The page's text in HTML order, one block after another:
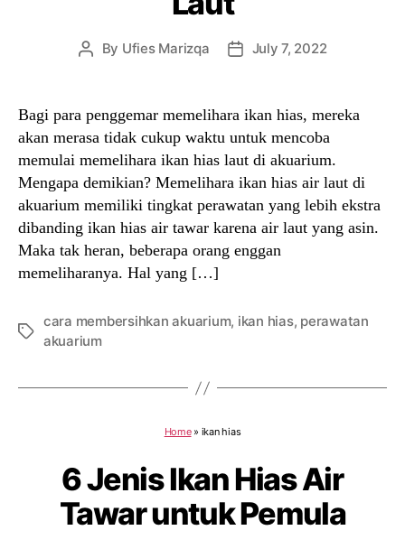
Post
By Ufies Marizqa
PostJuly 7, 2022
Bagi para penggemar memelihara ikan hias, mereka
akan merasa tidak cukup waktu untuk mencoba
memulai memelihara ikan hias laut di akuarium.
Mengapa demikian? Memelihara ikan hias air laut di
akuarium memiliki tingkat perawatan yang lebih ekstra
dibanding ikan hias air tawar karena air laut yang asin.
Maka tak heran, beberapa orang enggan
memeliharanya. Hal yang […]
Tags
cara membersihkan akuarium, ikan hias, perawatan
akuarium
Home» ikan hias
6 Jenis Ikan Hias Air
Tawar untuk Pemula